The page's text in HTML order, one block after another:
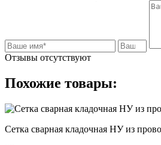
Отзывы отсутствуют
Похожие товары:
Сетка сварная кладочная НУ из